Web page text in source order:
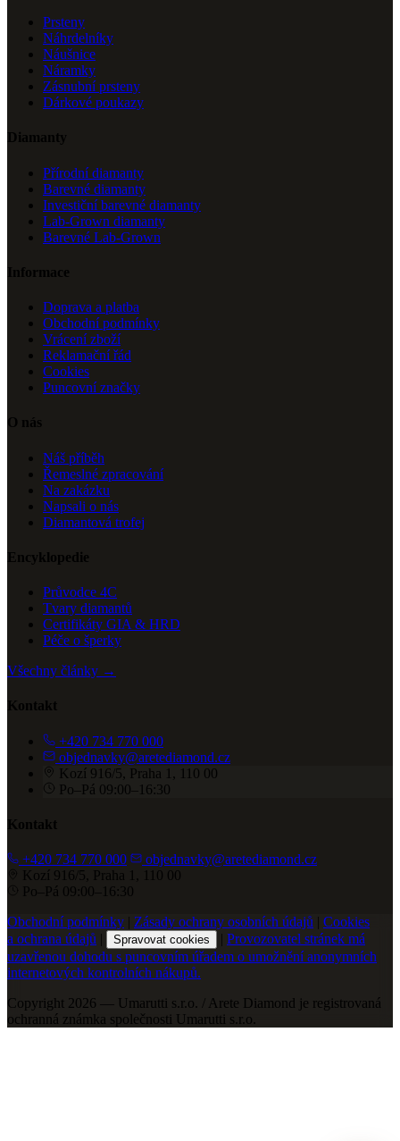
Prsteny
Náhrdelníky
Náušnice
Náramky
Zásnubní prsteny
Dárkové poukazy
Diamanty
Přírodní diamanty
Barevné diamanty
Investiční barevné diamanty
Lab-Grown diamanty
Barevné Lab-Grown
Informace
Doprava a platba
Obchodní podmínky
Vrácení zboží
Reklamační řád
Cookies
Puncovní značky
O nás
Náš příběh
Řemeslné zpracování
Na zakázku
Napsali o nás
Diamantová trofej
Encyklopedie
Průvodce 4C
Tvary diamantů
Certifikáty GIA & HRD
Péče o šperky
Všechny články →
Kontakt
+420 734 770 000
objednavky@aretediamond.cz
Kozí 916/5, Praha 1, 110 00
Po–Pá 09:00–16:30
Kontakt
+420 734 770 000
objednavky@aretediamond.cz
Kozí 916/5, Praha 1, 110 00
Po–Pá 09:00–16:30
Obchodní podmínky | Zásady ochrany osobních údajů | Cookies
a ochrana údajů | Spravovat cookies | Provozovatel stránek má
uzavřenou dohodu s puncovním úřadem o umožnění anonymních
internetových kontrolních nákupů.
Copyright 2026 — Umarutti s.r.o. / Arete Diamond je registrovaná
ochranná známka společnosti Umarutti s.r.o.